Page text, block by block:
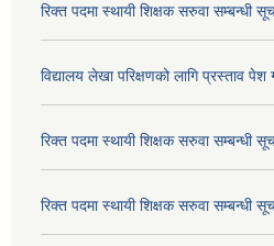
रिक्त पदमा स्थायी शिक्षक सरुवा सम्बन्धी
विद्यालय लेखा परिक्षणको लागि प्रस्ताव पेश
रिक्त पदमा स्थायी शिक्षक सरुवा सम्बन्धी
रिक्त पदमा स्थायी शिक्षक सरुवा सम्बन्धी